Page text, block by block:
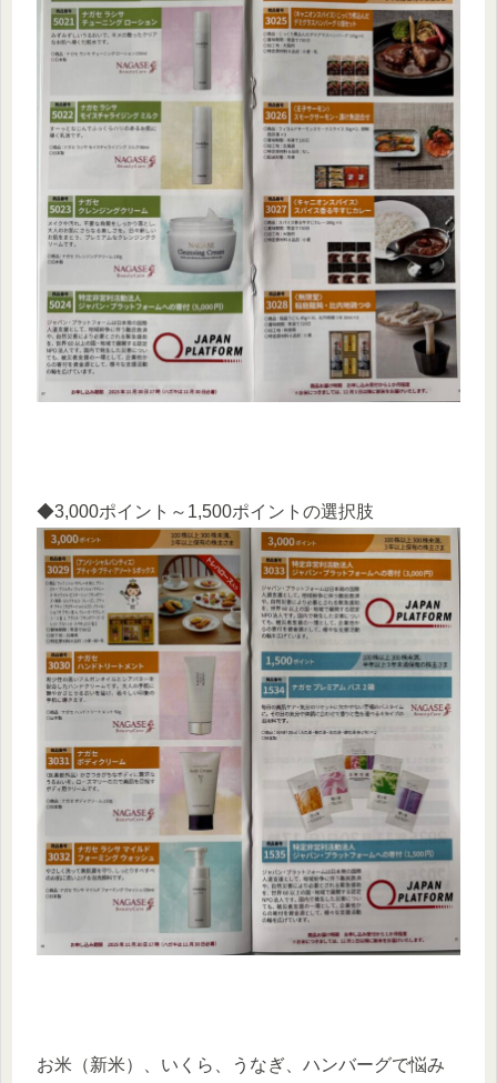
◆3,000ポイント～1,500ポイントの選択肢
お米（新米）、いくら、うなぎ、ハンバーグで悩み